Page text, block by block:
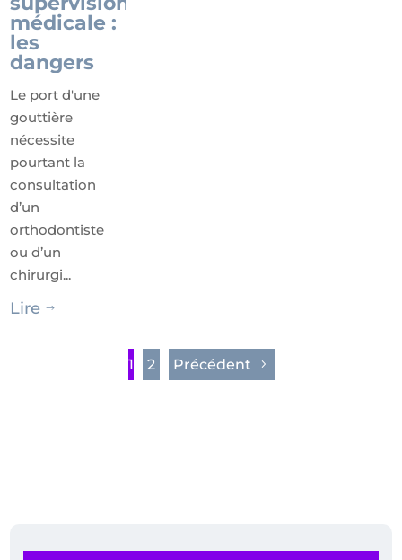
médicale :
les
dangers
Le port d'une
gouttière
nécessite
pourtant la
consultation
d’un
orthodontiste
ou d’un
chirurgi...
Lire $
1 2 Précédent